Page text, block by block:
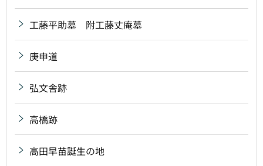
工藤平助墓 附工藤丈庵墓
庚申道
弘文舎跡
高橋跡
高田早苗誕生の地